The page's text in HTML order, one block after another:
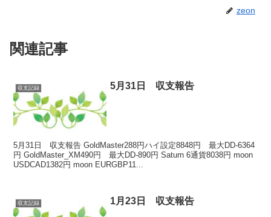
zeon
関連記事
収支記録 5月31日 収支報告
5月31日 収支報告 GoldMaster288円ハイ設定8848円 最大DD-6364
円 GoldMaster_XM490円 最大DD-890円 Saturn 6通貨8038円 moon
USDCAD1382円 moon EURGBP11...
収支記録 1月23日 収支報告